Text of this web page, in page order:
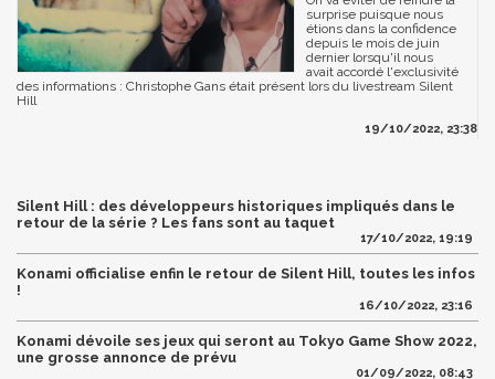
surprise puisque nous
étions dans la confidence
depuis le mois de juin
dernier lorsqu'il nous
avait accordé l'exclusivité
des informations : Christophe Gans était présent lors du livestream Silent
Hill
19/10/2022, 23:38
Silent Hill : des développeurs historiques impliqués dans le
retour de la série ? Les fans sont au taquet
17/10/2022, 19:19
Konami officialise enfin le retour de Silent Hill, toutes les infos
!
16/10/2022, 23:16
Konami dévoile ses jeux qui seront au Tokyo Game Show 2022,
une grosse annonce de prévu
01/09/2022, 08:43